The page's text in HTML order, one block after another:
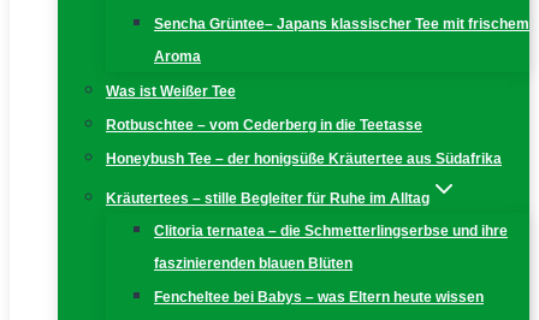
Sencha Grüntee– Japans klassischer Tee mit frischem
Aroma
Was ist Weißer Tee
Rotbuschtee – vom Cederberg in die Teetasse
Honeybush Tee – der honigsüße Kräutertee aus Südafrika
Kräutertees – stille Begleiter für Ruhe im Alltag
Clitoria ternatea – die Schmetterlingserbse und ihre
faszinierenden blauen Blüten
Fencheltee bei Babys – was Eltern heute wissen